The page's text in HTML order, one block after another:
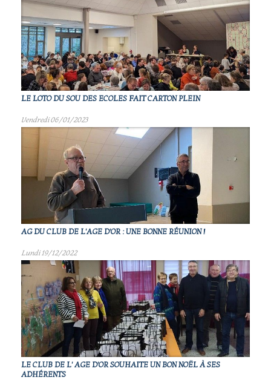
LE LOTO DU SOU DES ECOLES FAIT CARTON PLEIN
Vendredi 06/01/2023
AG DU CLUB DE L'AGE D'OR : UNE BONNE RÉUNION !
Lundi 19/12/2022
LE CLUB DE L' AGE D'OR SOUHAITE UN BON NOËL À SES
ADHÉRENTS